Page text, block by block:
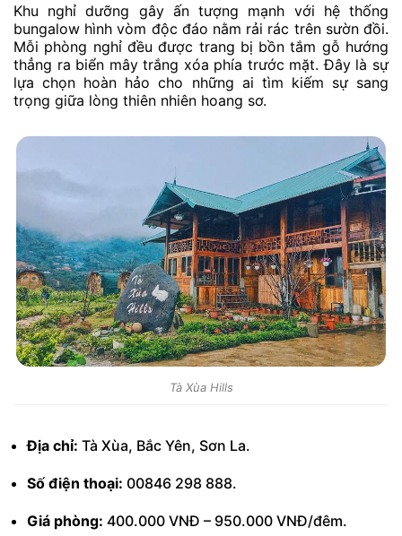
Khu nghỉ dưỡng gây ấn tượng mạnh với hệ thống
bungalow hình vòm độc đáo nằm rải rác trên sườn đồi.
Mỗi phòng nghỉ đều được trang bị bồn tắm gỗ hướng
thẳng ra biển mây trắng xóa phía trước mặt. Đây là sự
lựa chọn hoàn hảo cho những ai tìm kiếm sự sang
trọng giữa lòng thiên nhiên hoang sơ.
Tà Xùa Hills
Địa chỉ: Tà Xùa, Bắc Yên, Sơn La.
Số điện thoại: 00846 298 888.
Giá phòng: 400.000 VNĐ – 950.000 VNĐ/đêm.